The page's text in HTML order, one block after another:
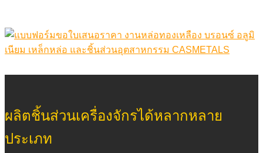
ผลิตชิ้นส่วนเครื่องจักรได้หลากหลาย
ประเภท